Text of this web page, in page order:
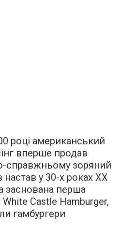
році американський
вперше продав
справжньому зоряний
настав у 30-х роках XX
заснована перша
Castle Hamburger,
гамбургери